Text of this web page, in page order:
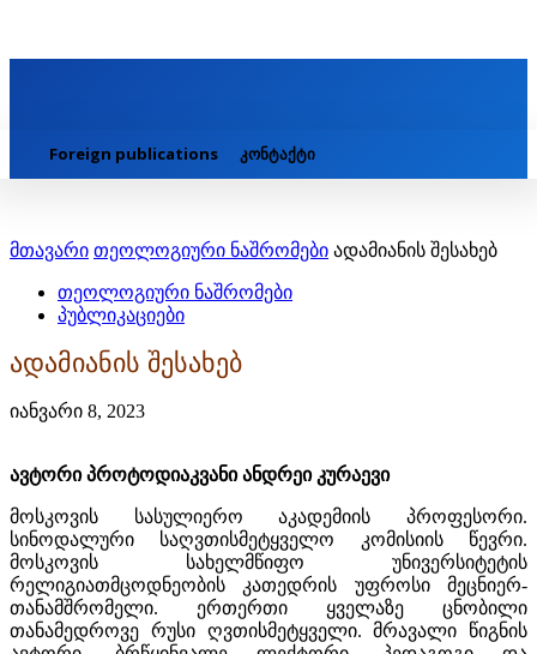
Foreign publications კონტაქტი
მთავარი თეოლოგიური ნაშრომები ადამიანის შესახებ
თეოლოგიური ნაშრომები
პუბლიკაციები
ადამიანის შესახებ
იანვარი 8, 2023
ავტორი პროტოდიაკვანი ანდრეი კურაევი
მოსკოვის სასულიერო აკადემიის პროფესორი.
სინოდალური საღვთისმეტყველო კომისიის წევრი.
მოსკოვის სახელმწიფო უნივერსიტეტის
რელიგიათმცოდნეობის კათედრის უფროსი მეცნიერ-
თანამშრომელი. ერთერთი ყველაზე ცნობილი
თანამედროვე რუსი ღვთისმეტყველი. მრავალი წიგნის